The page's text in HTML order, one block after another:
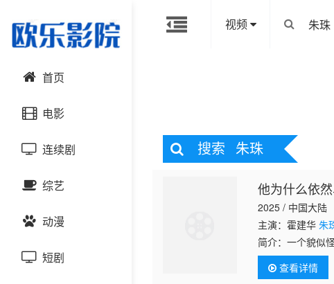
视频
首页
电影
动作片
喜剧片
爱情片
科幻片
连续剧
国产剧
港台剧
日韩剧
综艺
大陆综艺
日韩综艺
动漫
国产动漫
短剧
搜索 朱珠
他为什么依
2025 / 中国大陆
主演：霍建华朱
简介：一个貌似
槽、笑料百出的
男神，还是女人避
查看详情